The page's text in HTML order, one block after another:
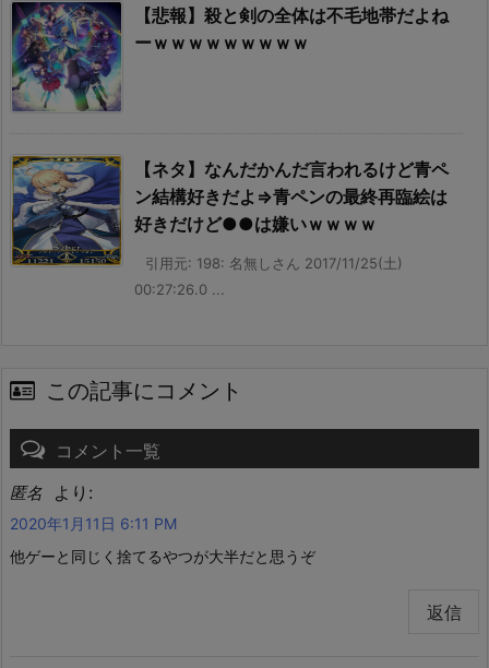
【悲報】殺と剣の全体は不毛地帯だよね
ーｗｗｗｗｗｗｗｗｗ
【ネタ】なんだかんだ言われるけど青ペ
ン結構好きだよ⇒青ペンの最終再臨絵は
好きだけど●●は嫌いｗｗｗｗ
引用元: 198: 名無しさん 2017/11/25(土)
00:27:26.0 ...
この記事にコメント
コメント一覧
匿名 より:
2020年1月11日 6:11 PM
他ゲーと同じく捨てるやつが大半だと思うぞ
返信